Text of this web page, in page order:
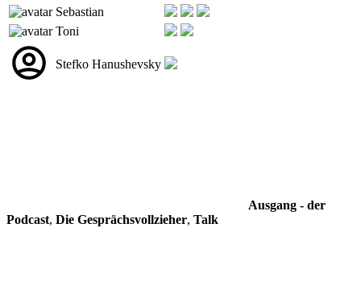
Sebastian
Toni
Stefko Hanushevsky
Ausgang - der
Podcast, Die Gesprächsvollzieher, Talk